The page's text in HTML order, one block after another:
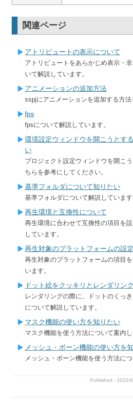
関連ページ
アトリビュートの表示について
アトリビュートをあらかじめ表示・
いて解説しています。
アニメーションの追加方法
sspjにアニメーションを追加する方法
fps
fpsについて解説しています。
環境設定ウィンドウを開こうとす
い
プロジェクト設定ウィンドウを開こ
ちらを参考にしてください。
基準フォルダについて知りたい
基準フォルダについて解説しています
再生環境と互換性について
再生環境に合わせて互換性の項目を
しています。
再生対象のプラットフォームの設
再生対象のプラットフォームの項目
います。
ドット絵をクッキリとレンダリン
レンダリングの際に、ドットのくっ
について解説しています。
マスク機能の使い方を知りたい
マスク機能を使う方法について案内し
メッシュ・ボーン機能の使い方を
メッシュ・ボーン機能を使う方法に
Published : 2022/